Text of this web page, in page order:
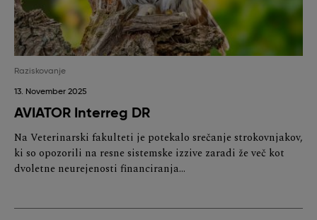
Raziskovanje
13. November 2025
AVIATOR Interreg DR
Na Veterinarski fakulteti je potekalo srečanje strokovnjakov,
ki so opozorili na resne sistemske izzive zaradi že več kot
dvoletne neurejenosti financiranja…